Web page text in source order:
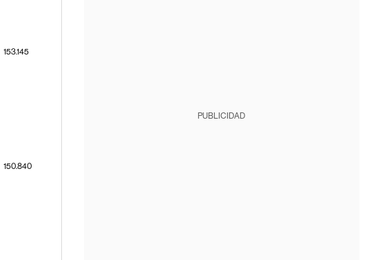
150.840
153.145
PUBLICIDAD